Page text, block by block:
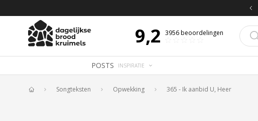
9,2 3956beoordelingen
POSTS INSPIRATIE
Songteksten Opwekking 365 - Ik aanbid U, Heer